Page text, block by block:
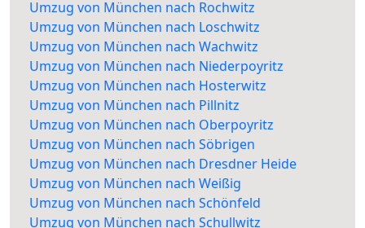
Umzug von München nach Rochwitz
Umzug von München nach Loschwitz
Umzug von München nach Wachwitz
Umzug von München nach Niederpoyritz
Umzug von München nach Hosterwitz
Umzug von München nach Pillnitz
Umzug von München nach Oberpoyritz
Umzug von München nach Söbrigen
Umzug von München nach Dresdner Heide
Umzug von München nach Weißig
Umzug von München nach Schönfeld
Umzug von München nach Schullwitz